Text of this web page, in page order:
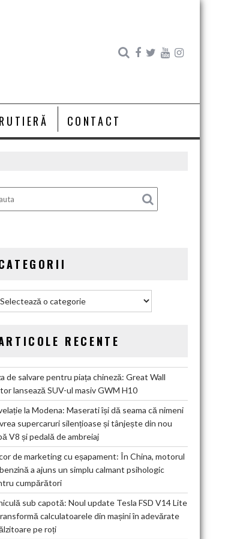
CONTACT
RECENTE
de salvare pentru piața chineză: Great Wall
lansează SUV-ul masiv GWM H10
la Modena: Maserati își dă seama că nimeni
supercaruri silențioase și tânjește din nou
V8 și pedală de ambreiaj
de marketing cu eșapament: În China, motorul
a ajuns un simplu calmant psihologic
cumpărători
sub capotă: Noul update Tesla FSD V14 Lite
calculatoarele din mașini în adevărate
pe roți